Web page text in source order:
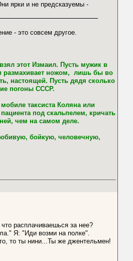
ярки и не предсказуемы -
- это совсем другое.
этот Измаил. Пусть мужик в
и размахивает ножом, лишь бы во
настоящей. Пусть дядя сколько
погоны СССР.
таксиста Коляна или
под скальпелем, кричать
чем на самом деле.
бойкую, человечную,
расплачиваешься за нее?
Я: "Иди возми на полке".
то ты нини...Ты же джентельмен!